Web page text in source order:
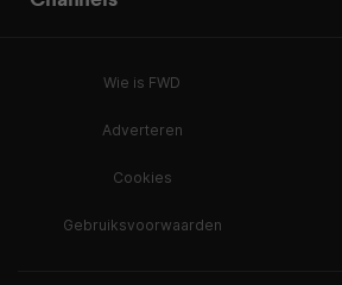
Wie is FWD
Adverteren
Cookies
Gebruiksvoorwaarden